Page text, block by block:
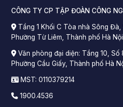
CÔNG TY CP TẬP ĐOÀN CÔNG
Tầng 1 Khối C Tòa nhà Sông Đà,
Phường Từ Liêm, Thành phố Hà Nội
Văn phòng đại diện: Tầng 10, Số
Phường Cầu Giấy, Thành phố Hà
MST: 0110379214
1900.4536